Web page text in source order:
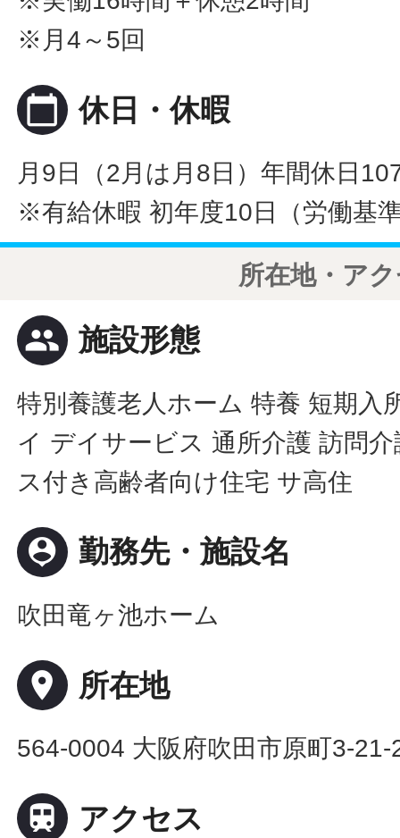
※月4～5回
calendar_today 休日・休暇
月9日（2月は月8日）年間休日
※有給休暇 初年度10日（労働基
所在地・ア
people 施設形態
特別養護老人ホーム 特養 短期入
イ デイサービス 通所介護 訪問
ス付き高齢者向け住宅 サ高住
person_pin 勤務先・施設名
吹田竜ヶ池ホーム
place 所在地
564-0004 大阪府吹田市原町3-21-
 アクセス